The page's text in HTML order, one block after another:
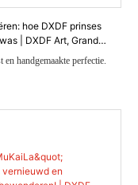
hoe DXDF prinses
| DXDF Art, Grand
handgemaakte perfectie.
Dongguan DXDF de
een saffier- en
parelarmband.